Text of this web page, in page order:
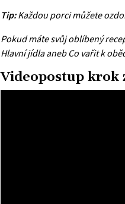
Tip:Každou porci můžete
Pokud máte svůj oblíbený
Hlavní jídla aneb Co vařit k
Videopostup krok